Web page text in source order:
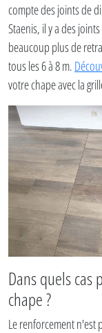
compte des joints de
Staenis, il y a des
beaucoup plus de
tous les 6 à 8 m.
votre chape avec la
Dans quels
chape ?
Le renforcement n'est